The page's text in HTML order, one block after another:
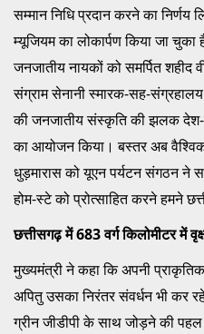
सम्मान निधि प्रदान करने का निर्णय
म्यूजियम का लोकार्पण किया जा
जनजातीय नायकों को समर्पित शहीद
संग्राम सेनानी स्मारक-सह-संग्रहालय
की जनजातीय संस्कृति की झलक देश-
का आयोजन किया। बस्तर अब
धुड़मारास को यूएन पर्यटन संगठन ने
होम-स्टे को प्रोत्साहित करने हमने
छत्तीसगढ़ में 683 वर्ग किलोमीटर में
मुख्यमंत्री ने कहा कि अपनी
अपितु उसका निरंतर संवर्धन भी कर
ग्रीन जीडीपी के साथ जोड़ने की पहल